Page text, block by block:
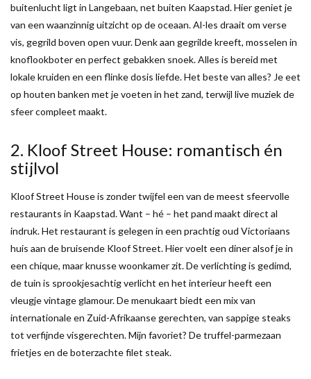
buitenlucht ligt in Langebaan, net buiten Kaapstad. Hier geniet je
van een waanzinnig uitzicht op de oceaan. Al-les draait om verse
vis, gegrild boven open vuur. Denk aan gegrilde kreeft, mosselen in
knoflookboter en perfect gebakken snoek. Alles is bereid met
lokale kruiden en een flinke dosis liefde. Het beste van alles? Je eet
op houten banken met je voeten in het zand, terwijl live muziek de
sfeer compleet maakt.
2. Kloof Street House: romantisch én
stijlvol
Kloof Street House is zonder twijfel een van de meest sfeervolle
restaurants in Kaapstad. Want – hé – het pand maakt direct al
indruk. Het restaurant is gelegen in een prachtig oud Victoriaans
huis aan de bruisende Kloof Street. Hier voelt een diner alsof je in
een chique, maar knusse woonkamer zit. De verlichting is gedimd,
de tuin is sprookjesachtig verlicht en het interieur heeft een
vleugje vintage glamour. De menukaart biedt een mix van
internationale en Zuid-Afrikaanse gerechten, van sappige steaks
tot verfijnde visgerechten. Mijn favoriet? De truffel-parmezaan
frietjes en de boterzachte filet steak.